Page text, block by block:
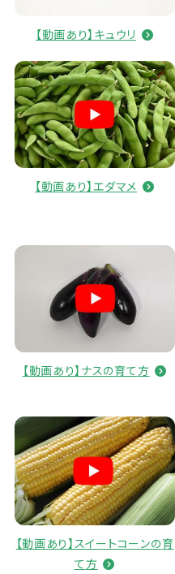
【動画あり】キュウリ
【動画あり】エダマメ
【動画あり】ナスの育て方
【動画あり】スイートコーンの育
て方